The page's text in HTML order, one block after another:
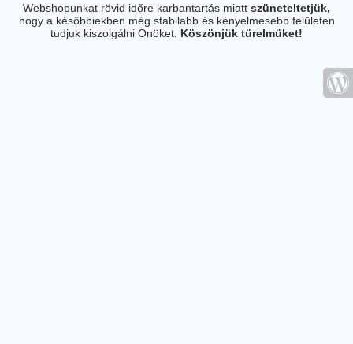
Webshopunkat rövid időre karbantartás miatt szüneteltetjük,
hogy a későbbiekben még stabilabb és kényelmesebb felületen
tudjuk kiszolgálni Önöket. Köszönjük türelmüket!